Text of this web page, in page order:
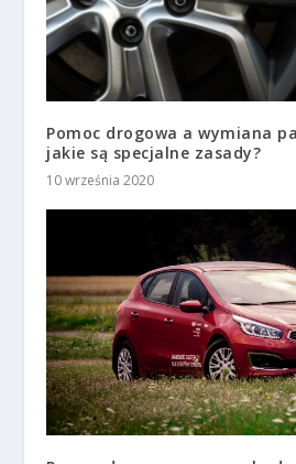
Pomoc drogowa a wymiana
jakie są specjalne zasady?
10 września 2020